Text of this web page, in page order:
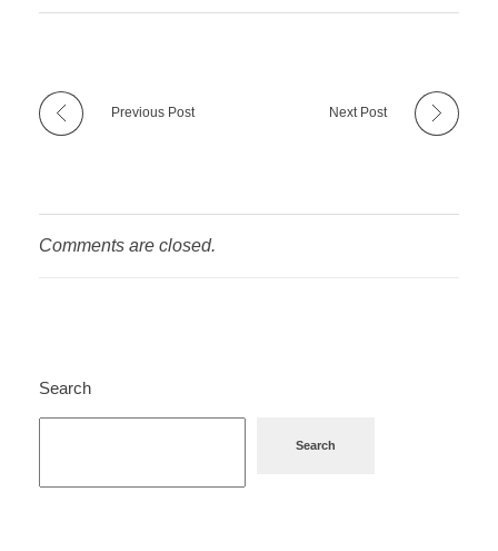
Previous Post Next Post
Comments are closed.
Search
Search